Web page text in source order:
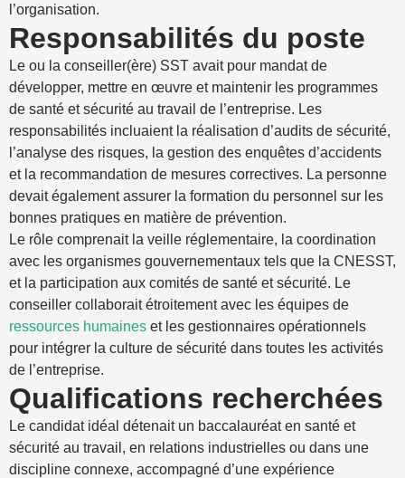
l’organisation.
Responsabilités du poste
Le ou la conseiller(ère) SST avait pour mandat de
développer, mettre en œuvre et maintenir les programmes
de santé et sécurité au travail de l’entreprise. Les
responsabilités incluaient la réalisation d’audits de sécurité,
l’analyse des risques, la gestion des enquêtes d’accidents
et la recommandation de mesures correctives. La personne
devait également assurer la formation du personnel sur les
bonnes pratiques en matière de prévention.
Le rôle comprenait la veille réglementaire, la coordination
avec les organismes gouvernementaux tels que la CNESST,
et la participation aux comités de santé et sécurité. Le
conseiller collaborait étroitement avec les équipes de
ressources humaines et les gestionnaires opérationnels
pour intégrer la culture de sécurité dans toutes les activités
de l’entreprise.
Qualifications recherchées
Le candidat idéal détenait un baccalauréat en santé et
sécurité au travail, en relations industrielles ou dans une
discipline connexe, accompagné d’une expérience